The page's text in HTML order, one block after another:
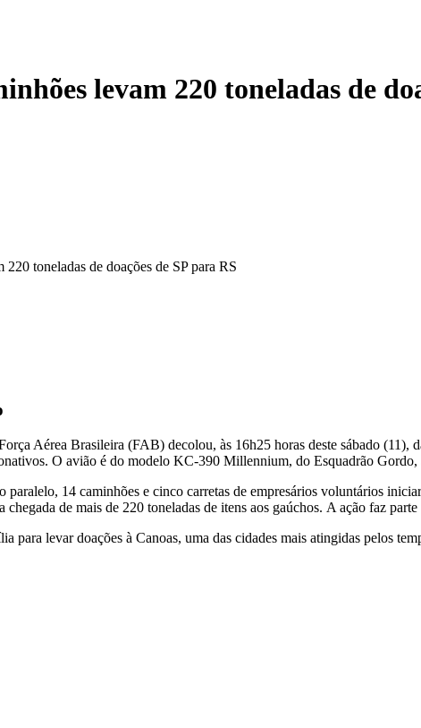
levam 220 toneladas de
Aérea Brasileira (FAB) decolou, às 16h25 horas deste sábado (11),
O avião é do modelo KC-390 Millennium, do Esquadrão Gordo,
14 caminhões e cinco carretas de empresários voluntários
de mais de 220 toneladas de itens aos gaúchos. A ação faz
para levar doações à Canoas, uma das cidades mais atingidas pelos